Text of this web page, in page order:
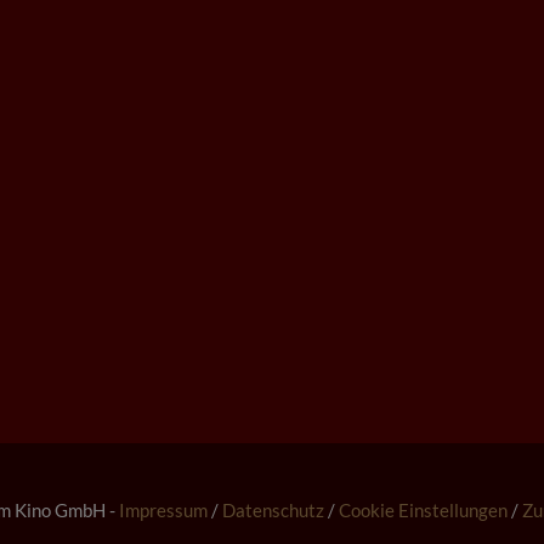
Kino GmbH - Impressum / Datenschutz / Cookie Einstellungen /